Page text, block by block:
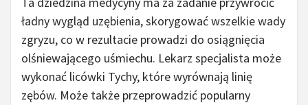
ładny wygląd uzębienia, skorygować wszelkie wady
zgryzu, co w rezultacie prowadzi do osiągnięcia
olśniewającego uśmiechu. Lekarz specjalista może
wykonać licówki Tychy, które wyrównają linię
zębów. Może także przeprowadzić popularny